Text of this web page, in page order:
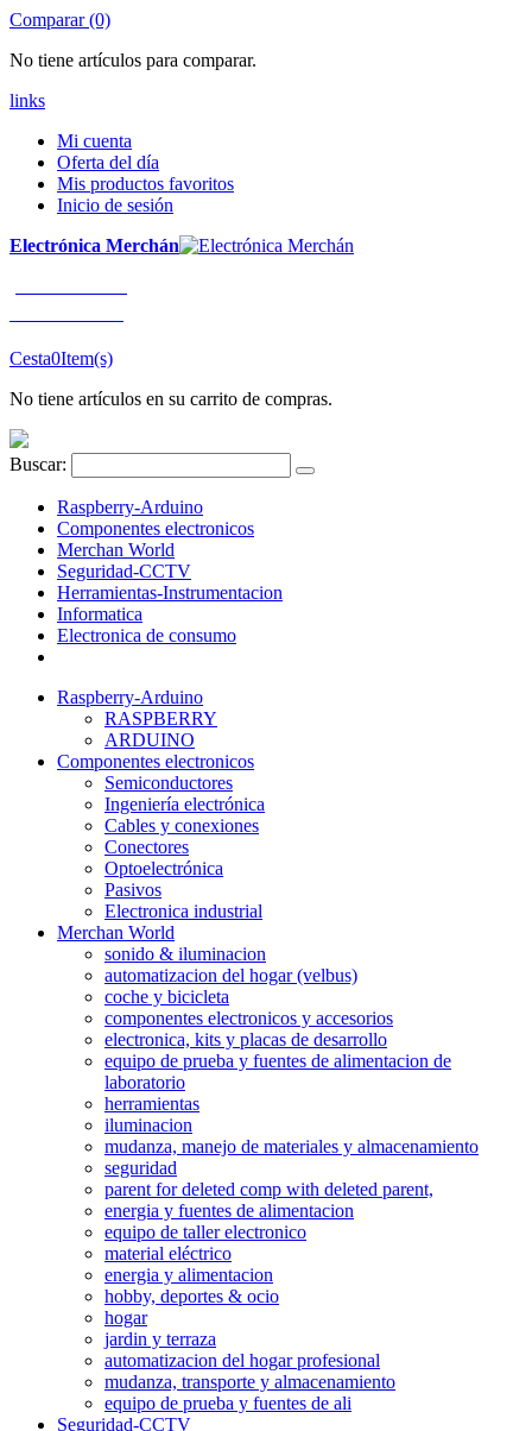
Comparar (0)
No tiene artículos para comparar.
links
Mi cuenta
Oferta del día
Mis productos favoritos
Inicio de sesión
Electrónica Merchán
Cesta0Item(s)
No tiene artículos en su carrito de compras.
Buscar:
Raspberry-Arduino
Componentes electronicos
Merchan World
Seguridad-CCTV
Herramientas-Instrumentacion
Informatica
Electronica de consumo
Raspberry-Arduino
RASPBERRY
ARDUINO
Componentes electronicos
Semiconductores
Ingeniería electrónica
Cables y conexiones
Conectores
Optoelectrónica
Pasivos
Electronica industrial
Merchan World
sonido & iluminacion
automatizacion del hogar (velbus)
coche y bicicleta
componentes electronicos y accesorios
electronica, kits y placas de desarrollo
equipo de prueba y fuentes de alimentacion de
laboratorio
herramientas
iluminacion
mudanza, manejo de materiales y almacenamiento
seguridad
parent for deleted comp with deleted parent,
energia y fuentes de alimentacion
equipo de taller electronico
material eléctrico
energia y alimentacion
hobby, deportes & ocio
hogar
jardin y terraza
automatizacion del hogar profesional
mudanza, transporte y almacenamiento
equipo de prueba y fuentes de ali
Seguridad-CCTV